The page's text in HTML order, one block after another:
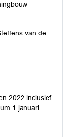
van de
2022 inclusief
1 januari